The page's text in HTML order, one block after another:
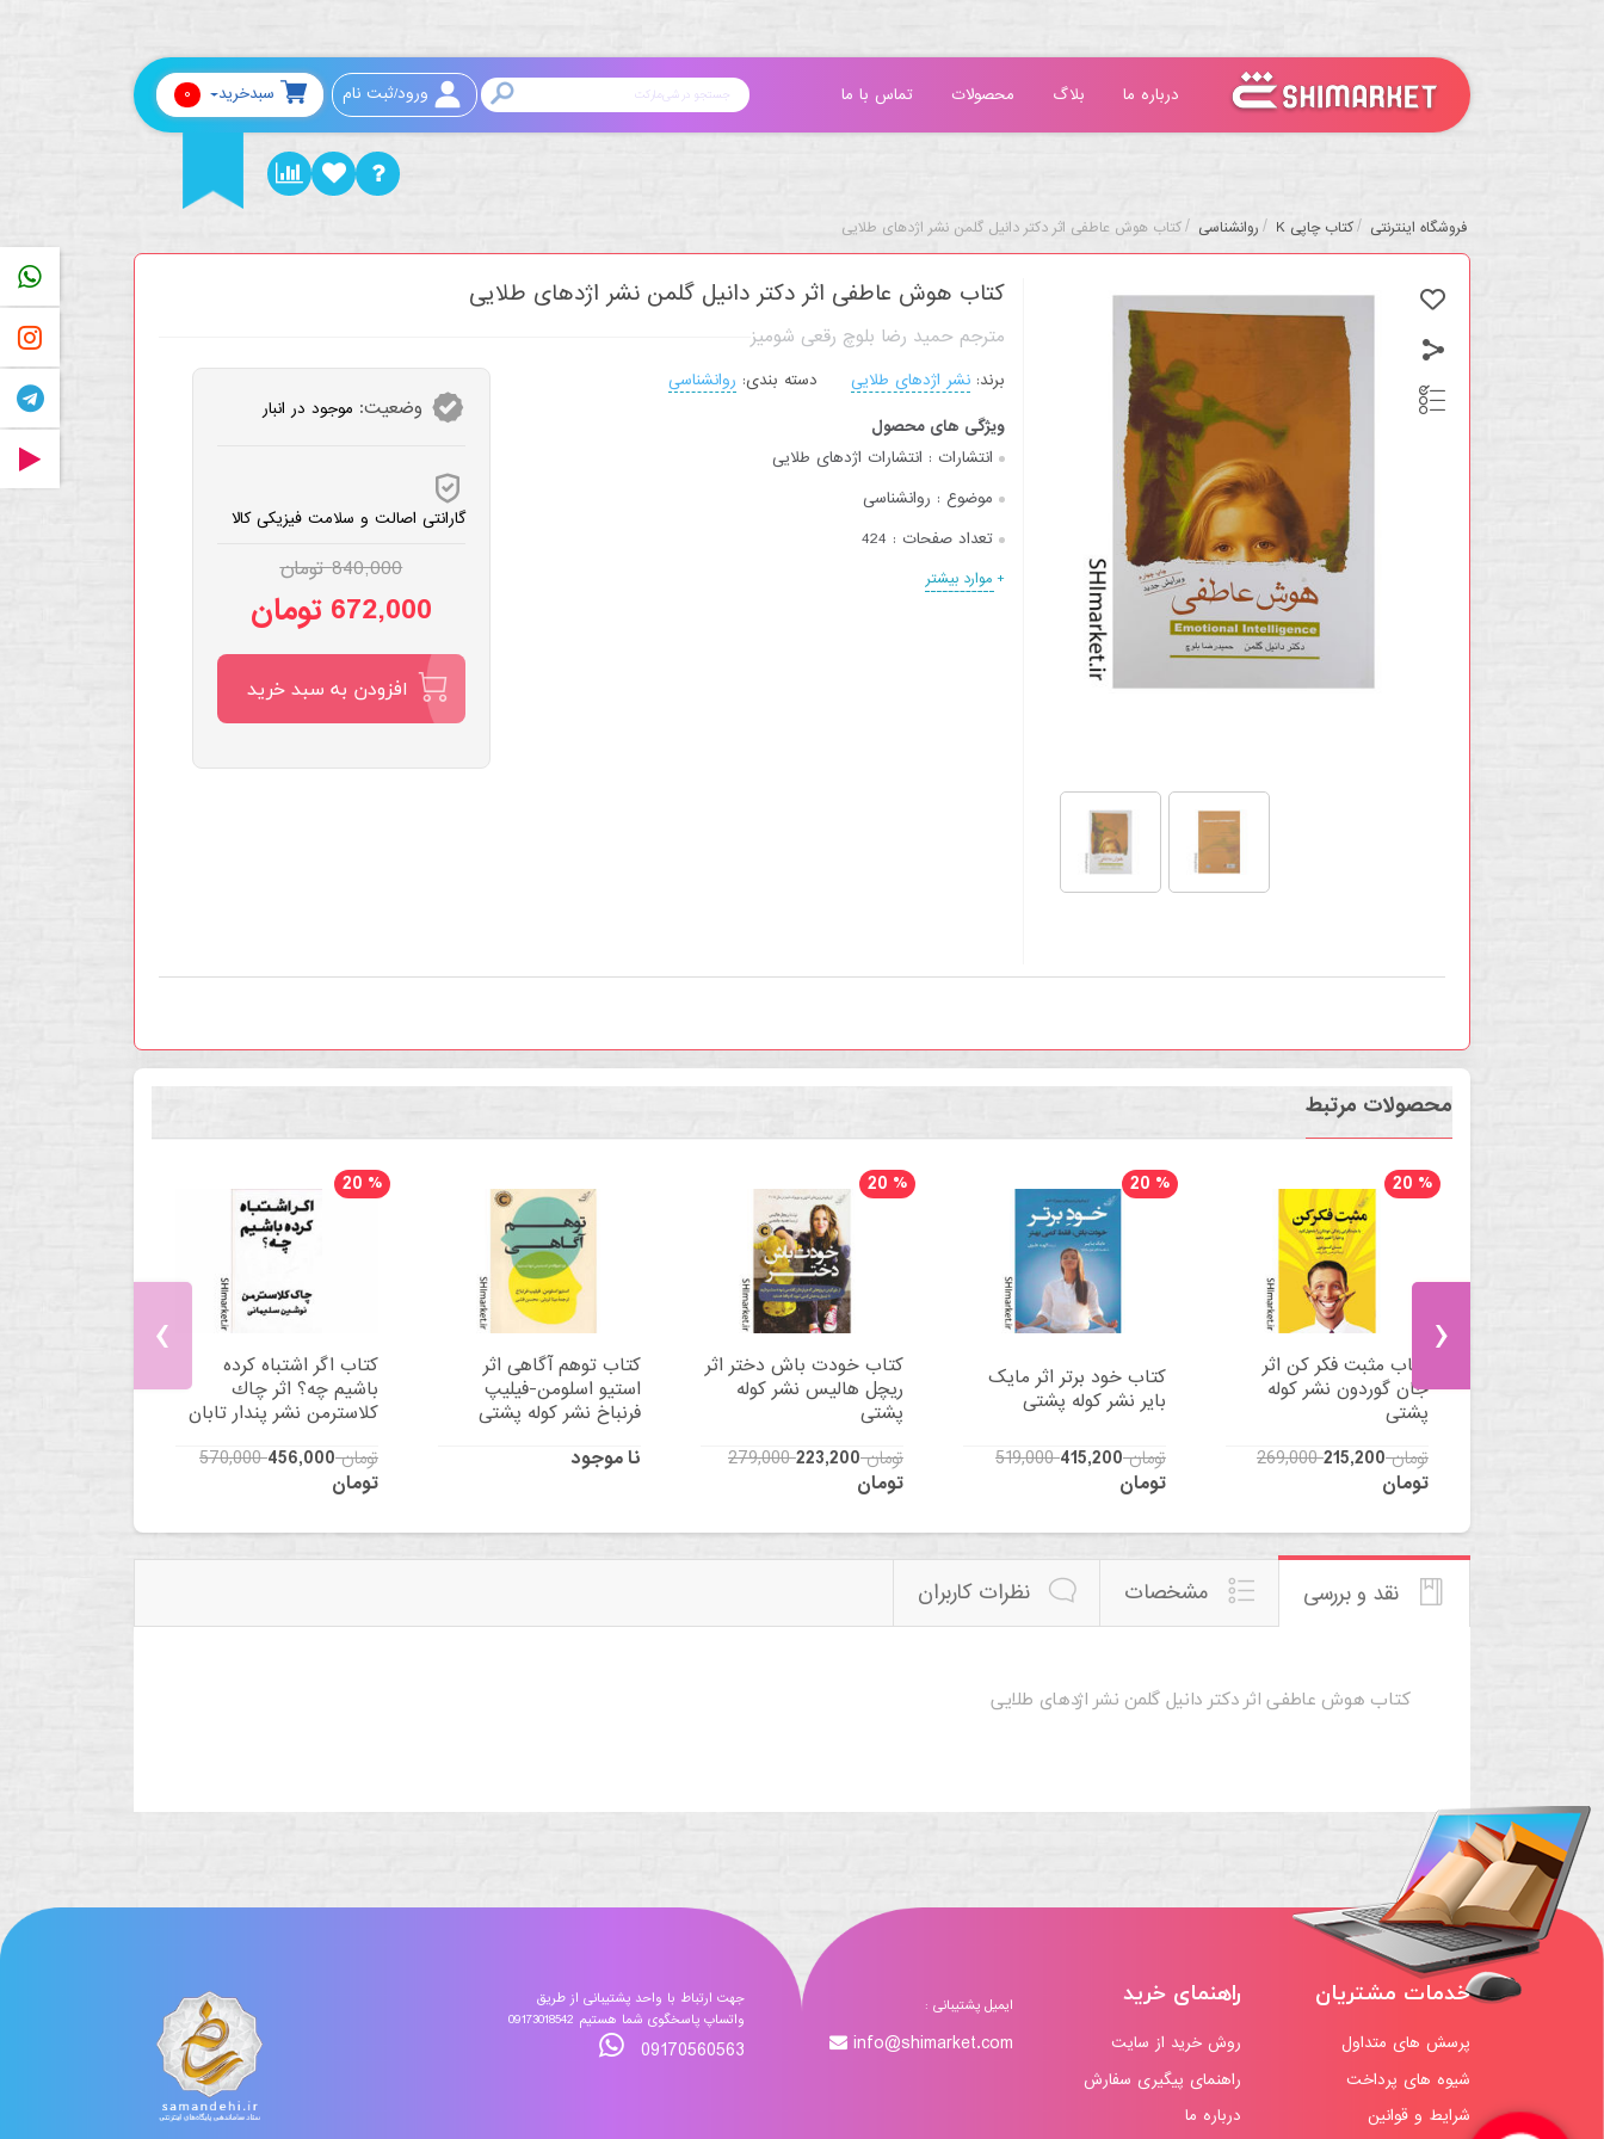
درباره ما بلاگ محصولات تماس با ما ورود/ثبت نام سبدخرید 0
فروشگاه اینترنتی /کتاب چاپی K / روانشناسی /کتاب هوش عاطفی اثر دکتر دانیل گلمن نشر اژدهای طلایی
کتاب هوش عاطفی اثر دکتر دانیل گلمن نشر اژدهای طلایی
مترجم حمید رضا بلوچ رقعی شومیز
برند: نشر اژدهای طلایی دسته بندی: روانشناسی
ویژگی های محصول
انتشارات : انتشارات اژدهای طلایی
موضوع : روانشناسی
تعداد صفحات : 424
+ موارد بیشتر
وضعیت: موجود در انبار
گارانتی اصالت و سلامت فیزیکی کالا
840,000 تومان
672,000 تومان
افزودن به سبد خرید
محصولات مرتبط
کتاب اگر اشتباه کرده
باشیم چه؟ اثر چاك
كلاسترمن نشر پندار تابان
20 %
570,000 تومان456,000
تومان
کتاب توهم آگاهی اثر
استیو اسلومن-فیلیپ
فرنباخ نشر کوله پشتی
نا موجود
کتاب خودت باش دختر اثر
ریچل هالیس نشر کوله
پشتی
20 %
279,000 تومان223,200
تومان
کتاب خود برتر اثر مایک
بایر نشر کوله پشتی
20 %
519,000 تومان415,200
تومان
کتاب مثبت فکر کن اثر
جان گوردون نشر کوله
پشتی
20 %
269,000 تومان215,200
تومان
‹ ›
نقد و بررسی مشخصات نظرات کاربران
کتاب هوش عاطفی اثر دکتر دانیل گلمن نشر اژدهای طلایی
خدمات مشتریان
پرسش های متداول
شیوه های پرداخت
شرایط و قوانین
راهنمای خرید
روش خرید از سایت
راهنمای پیگیری سفارش
درباره ما
ایمیل پشتیبانی :
info@shimarket.com
جهت ارتباط با واحد پشتیبانی از طریق
واتساپ پاسخگوی شما هستیم 09173018542
09170560563